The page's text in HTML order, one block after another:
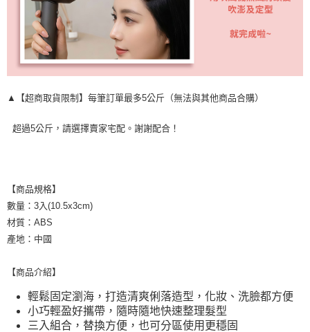
▲【超商取貨限制】每筆訂單最多5公斤（無法與其他商品合購）
超過5公斤，請選擇賣家宅配。謝謝配合！
【商品規格】
數量：3入(10.5x3cm)
材質：ABS
產地：中國
【商品介紹】
輕鬆固定瀏海，打造清爽俐落造型，化妝、洗臉都方便
小巧輕盈好攜帶，隨時隨地快速整理髮型
三入組合，替換方便，也可分區使用更穩固